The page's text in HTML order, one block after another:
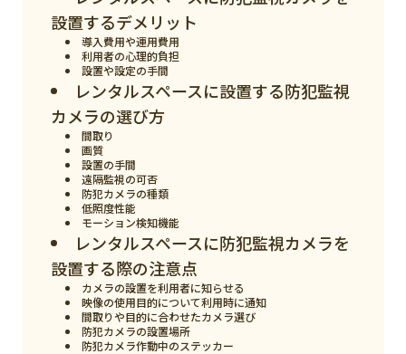
デジタルサイネージ
SaaS
おすすめ
スマホ
設置するデメリット
導入費用や運用費用
利用者の心理的負担
設置や設定の手間
レンタルスペースに設置する防犯監視
カメラの選び方
間取り
画質
設置の手間
遠隔監視の可否
防犯カメラの種類
低照度性能
モーション検知機能
レンタルスペースに防犯監視カメラを
設置する際の注意点
カメラの設置を利用者に知らせる
映像の使用目的について利用時に通知
間取りや目的に合わせたカメラ選び
防犯カメラの設置場所
防犯カメラ作動中のステッカー